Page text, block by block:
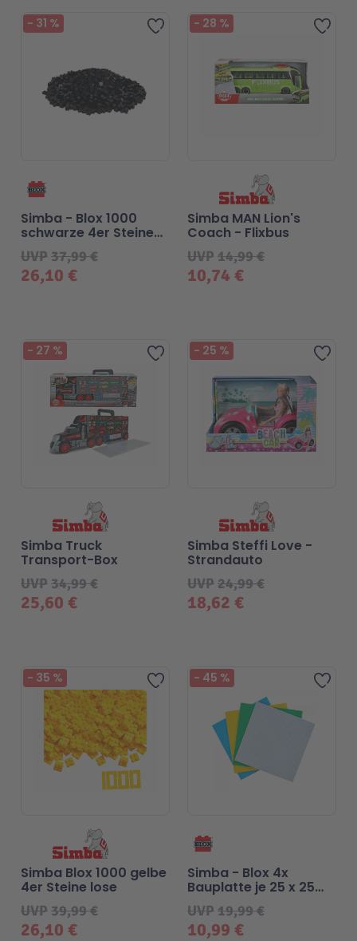
Malen & Zeichnen
Marvel™ Super Heroes
Minecraft™
NINJAGO®
Speed Champions
Super Mario
Technic
Aktion
Seltene Artikel
LEGO® Blumen
Knights
NOVELMORE
VW
Wiltopia
Cars
Spiel-Ei
Zur Wunschliste hinzufügen
- 31 %
26,10 €
UVP37,99 €
Simba - Blox 1000
schwarze 4er Steine
lose
Zur
- 28 %
10,74 €
UVP14,99 €
Simba MAN Lion's
Coach - Flixbus
Zur Wunschliste hinzufügen
- 27 %
25,60 €
UVP34,99 €
Simba Truck
Transport-Box
Zur
- 25 %
18,62 €
UVP24,99 €
Simba Steffi Love -
Strandauto
Zur Wunschliste hinzufügen
- 35 %
26,10 €
UVP39,99 €
Simba Blox 1000 gelbe
4er Steine lose
Zur
- 45 %
10,99 €
UVP19,99 €
Simba - Blox 4x
Bauplatte je 25 x 25
cm